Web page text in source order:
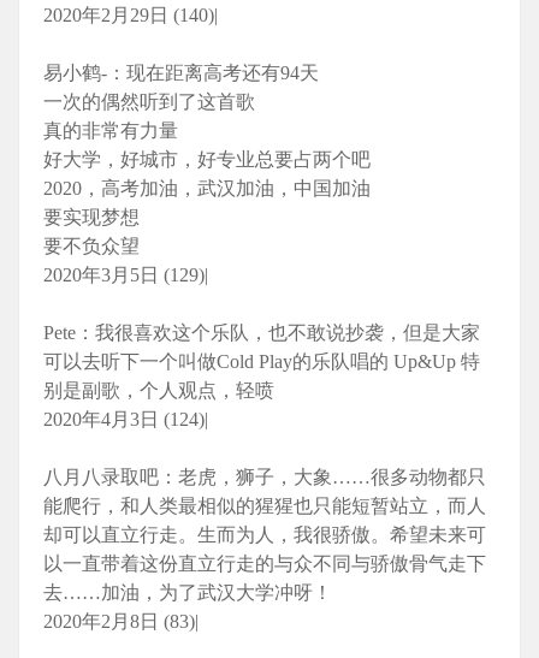
2020年2月29日 (140)|
易小鹤-：现在距离高考还有94天
一次的偶然听到了这首歌
真的非常有力量
好大学，好城市，好专业总要占两个吧
2020，高考加油，武汉加油，中国加油
要实现梦想
要不负众望
2020年3月5日 (129)|
Pete：我很喜欢这个乐队，也不敢说抄袭，但是大家
可以去听下一个叫做Cold Play的乐队唱的 Up&Up 特
别是副歌，个人观点，轻喷
2020年4月3日 (124)|
八月八录取吧：老虎，狮子，大象……很多动物都只
能爬行，和人类最相似的猩猩也只能短暂站立，而人
却可以直立行走。生而为人，我很骄傲。希望未来可
以一直带着这份直立行走的与众不同与骄傲骨气走下
去……加油，为了武汉大学冲呀！
2020年2月8日 (83)|